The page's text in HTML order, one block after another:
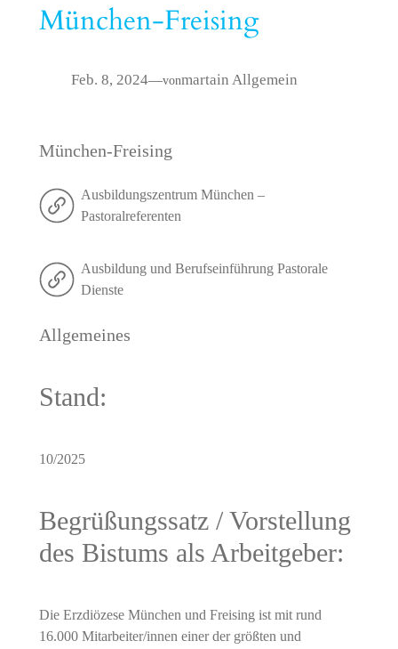
München-Freising
Feb. 8, 2024—vonmartain Allgemein
München-Freising
Ausbildungszentrum München –
Pastoralreferenten
Ausbildung und Berufseinführung Pastorale
Dienste
Allgemeines
Stand:
10/2025
Begrüßungssatz / Vorstellung
des Bistums als Arbeitgeber:
Die Erzdiözese München und Freising ist mit rund
16.000 Mitarbeiter/innen einer der größten und